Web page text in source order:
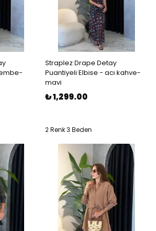
Straplez Drape Detay
Puantiyeli Elbise - acı kahve-
mavi
₺ 1,299.00
2 Renk 3 Beden